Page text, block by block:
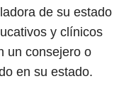
de su estado
y clínicos
un consejero o
en su estado.